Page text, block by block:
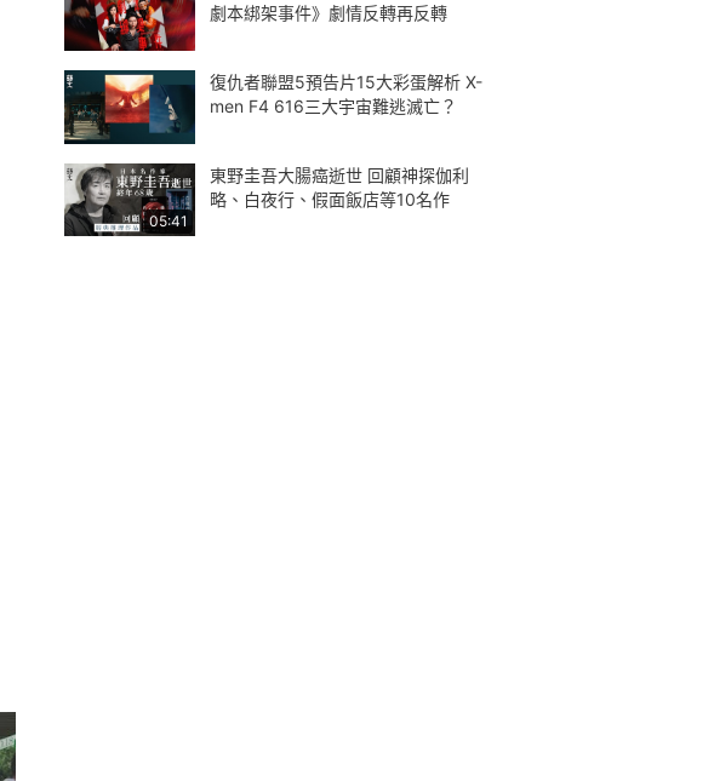
劇本綁架事件》劇情反轉再反轉
復仇者聯盟5預告片15大彩蛋解析 X-
men F4 616三大宇宙難逃滅亡？
05:41
東野圭吾大腸癌逝世 回顧神探伽利
略、白夜行、假面飯店等10名作